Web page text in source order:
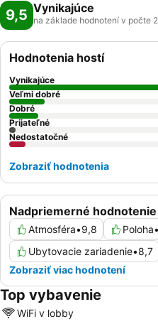
9,5 Vynikajúce
na základe hodnotení v počte
Nadpriemerné
Atmosféra•9,8 Poloha•
Ubytovacie zariadenie•8,7
Zobraziť viac hodnotení
Hodnotenia hostí
Vynikajúce
Veľmi dobré
Dobré
Prijateľné
Nedostatočné
Zobraziť hodnotenia
Top vybavenie
WiFi v lobby